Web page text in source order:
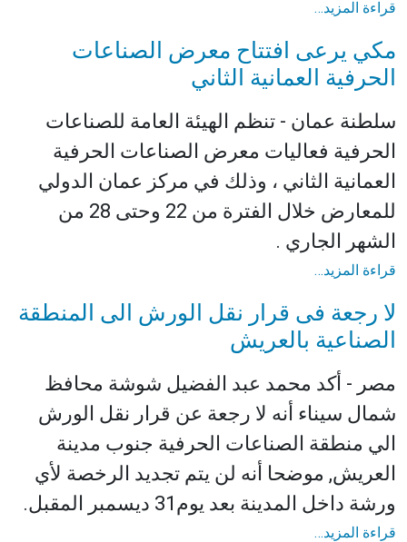
قراءة المزيد…
مكي يرعى افتتاح معرض الصناعات
الحرفية العمانية الثاني
سلطنة عمان - تنظم الهيئة العامة للصناعات
الحرفية فعاليات معرض الصناعات الحرفية
العمانية الثاني ، وذلك في مركز عمان الدولي
للمعارض خلال الفترة من 22 وحتى 28 من
الشهر الجاري .
قراءة المزيد…
لا رجعة فى قرار نقل الورش الى المنطقة
الصناعية بالعريش
مصر - أكد محمد عبد الفضيل شوشة محافظ
شمال سيناء أنه لا رجعة عن قرار نقل الورش
الي منطقة الصناعات الحرفية جنوب مدينة
العريش‏,‏ موضحا أنه لن يتم تجديد الرخصة لأي
ورشة داخل المدينة بعد يوم‏31‏ ديسمبر المقبل‏.‏
قراءة المزيد…